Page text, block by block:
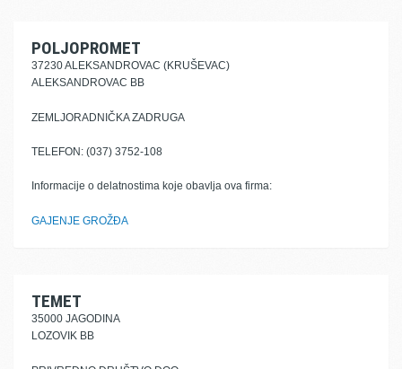
POLJOPROMET
37230 ALEKSANDROVAC (KRUŠEVAC)
ALEKSANDROVAC BB
ZEMLJORADNIČKA ZADRUGA
TELEFON: (037) 3752-108
Informacije o delatnostima koje obavlja ova firma:
GAJENJE GROŽĐA
TEMET
35000 JAGODINA
LOZOVIK BB